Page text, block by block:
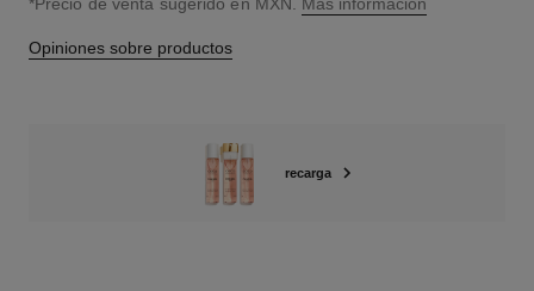
Opiniones sobre productos
recarga